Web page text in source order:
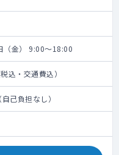
（金） 9:00～18:00
込・交通費込）
己負担なし）